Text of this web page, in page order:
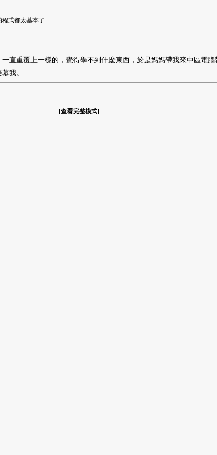
式都太基本了
直重覆上一樣的，覺得學不到什麼東西，於是媽媽帶我來中區電
我。
[查看完整模式]